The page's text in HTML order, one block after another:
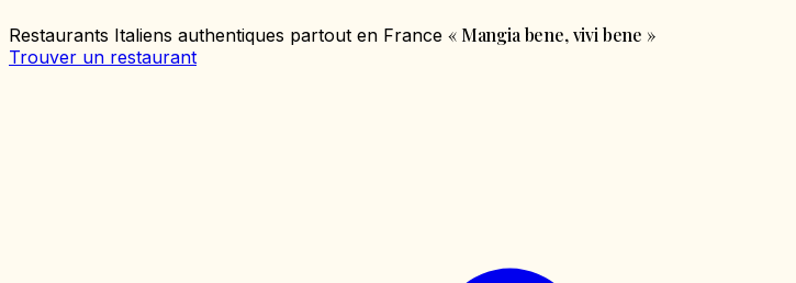
Restaurants Italiens authentiques partout en France «Mangia bene, vivi bene »
Trouver un restaurant